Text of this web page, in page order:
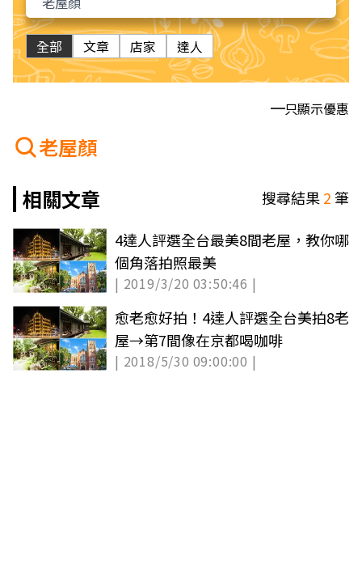
全部 文章 店家 達人
只顯示優惠
老屋顏
相關文章
搜尋結果2筆
4達人評選全台最美8間老屋，教你哪
個角落拍照最美
| 2019/3/20 03:50:46 |
愈老愈好拍！4達人評選全台美拍8老
屋→第7間像在京都喝咖啡
| 2018/5/30 09:00:00 |